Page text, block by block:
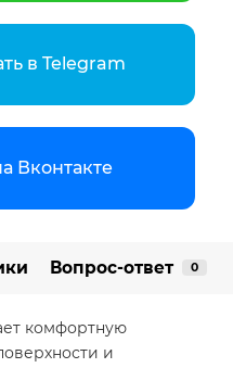
в Telegram
Вконтакте
Вопрос-ответ 0
комфортную
и